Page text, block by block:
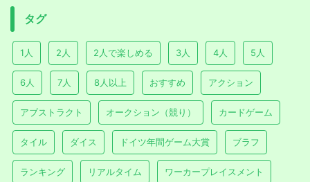
タグ
1人 2人 2人で楽しめる 3人 4人 5人
6人 7人 8人以上 おすすめ アクション
アブストラクト オークション（競り） カードゲーム
タイル ダイス ドイツ年間ゲーム大賞 ブラフ
ランキング リアルタイム ワーカープレイスメント